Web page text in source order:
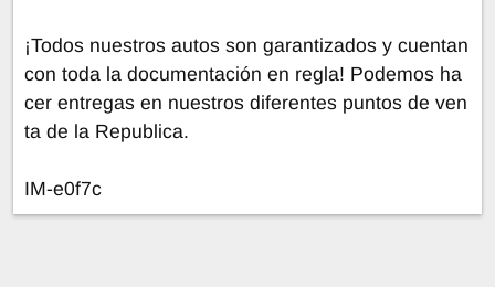
¡Todos nuestros autos son garantizados y cuentan
con toda la documentación en regla! Podemos ha
cer entregas en nuestros diferentes puntos de ven
ta de la Republica.
IM-e0f7c